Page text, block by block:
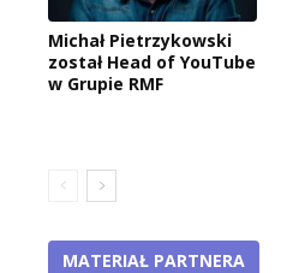
Michał Pietrzykowski
został Head of YouTube
w Grupie RMF
MATERIAŁ PARTNERA